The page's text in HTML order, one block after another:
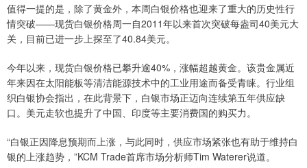
值得一提的是，除了黄金外，本周白银价格也迎来了重大的历史性行
情突破——现货白银价格周一自2011年以来首次突破每盎司40美元大
关，目前已进一步上探至了40.84美元。
今年以来，现货白银价格已攀升逾40%，涨幅超越黄金。该贵金属近
年来因在太阳能板等清洁能源技术中的工业用途而备受青睐。行业组
织白银协会指出，在此背景下，白银市场正迈向连续第五年供应缺
口。美元走软也提升了中国、印度等主要消费国的购买力。
“白银正因降息预期而上涨，与此同时，供应市场紧张也有助于维持白
银的上涨趋势，”KCM Trade首席市场分析师Tim Waterer说道。